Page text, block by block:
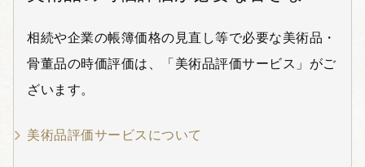
相続や企業の帳簿価格の見直し等で必要な美術品・
骨董品の時価評価は、「美術品評価サービス」がご
ざいます。
美術品評価サービスについて